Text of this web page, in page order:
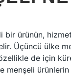
bir ürünün,
Üçüncü ülke
de için
ürünlerin